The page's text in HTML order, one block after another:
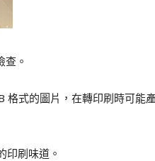
。
格式的圖片，在轉印刷時可能
印刷味道。